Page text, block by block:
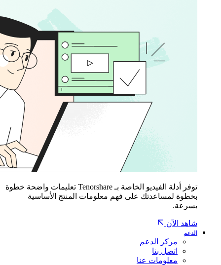
توفر أدلة الفيديو الخاصة بـ Tenorshare تعليمات واضحة خطوة
بخطوة لمساعدتك على فهم معلومات المنتج الأساسية
بسرعة.
شاهد الآن
الدعم
مركز الدعم
اتصل بنا
معلومات عنا